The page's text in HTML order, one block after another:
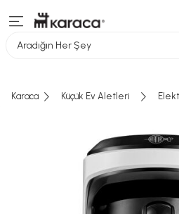
Aradığın Her Şey
Karaca Küçük Ev Aletleri